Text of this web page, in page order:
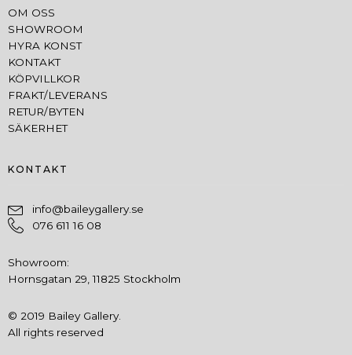
OM OSS
SHOWROOM
HYRA KONST
KONTAKT
KÖPVILLKOR
FRAKT/LEVERANS
RETUR/BYTEN
SÄKERHET
KONTAKT
info@baileygallery.se
076 611 16 08
Showroom:
Hornsgatan 29, 11825 Stockholm
© 2019 Bailey Gallery.
All rights reserved